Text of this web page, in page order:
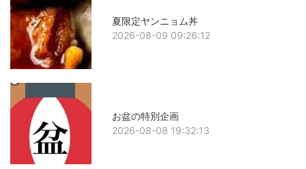
夏限定ヤンニョム丼
2026-08-09 09:26:12
お盆の特別企画
2026-08-08 19:32:13